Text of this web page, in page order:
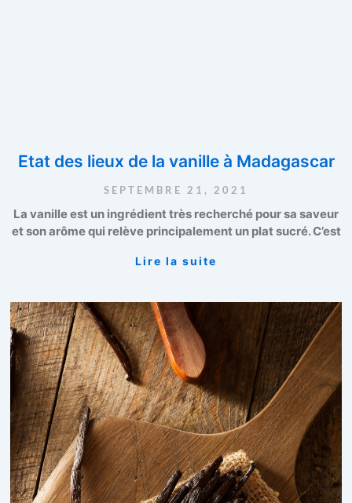
Etat des lieux de la vanille à Madagascar
SEPTEMBRE 21, 2021
La vanille est un ingrédient très recherché pour sa saveur
et son arôme qui relève principalement un plat sucré. C’est
Lire la suite